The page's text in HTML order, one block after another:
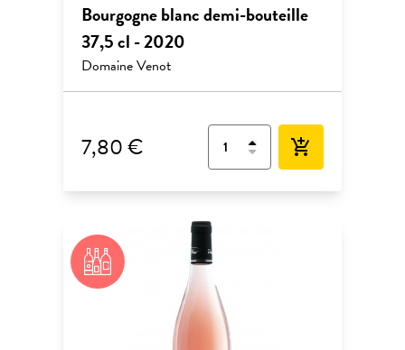
Bourgogne blanc demi-bouteille
37,5 cl - 2020
Domaine Venot
7,80 € add_shopping_cart